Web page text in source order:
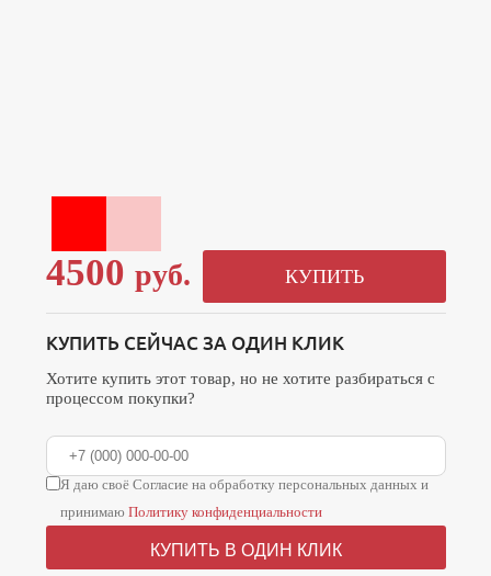
4500 руб. КУПИТЬ
КУПИТЬ СЕЙЧАС ЗА ОДИН КЛИК
Хотите купить этот товар, но не хотите разбираться с
процессом покупки?
Я даю своё Согласие на обработку персональных данных и
принимаю Политику конфиденциальности
КУПИТЬ В ОДИН КЛИК